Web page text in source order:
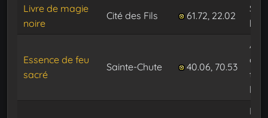
Livre de magie
noire
Cité des Fils 61.72, 22.02
Sur
Essence de feu
sacré
Sainte-Chute 40.06, 70.53
Au
de